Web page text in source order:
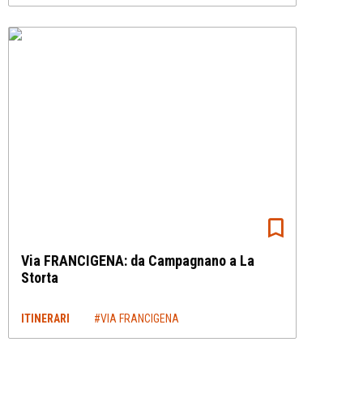
Via FRANCIGENA: da Campagnano a La
Storta
ITINERARI #VIA FRANCIGENA